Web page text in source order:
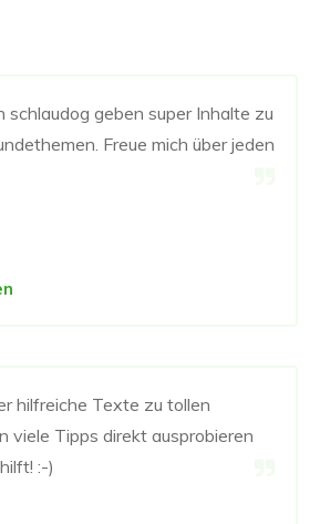
schlaudog geben super Inhalte zu
Freue mich über jeden
hilfreiche Texte zu tollen
viele Tipps direkt ausprobieren
:-)